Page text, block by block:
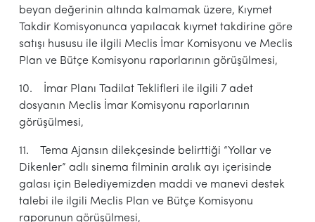
beyan değerinin altında kalmamak üzere, Kıymet
Takdir Komisyonunca yapılacak kıymet takdirine göre
satışı hususu ile ilgili Meclis İmar Komisyonu ve Meclis
Plan ve Bütçe Komisyonu raporlarının görüşülmesi,
10. İmar Planı Tadilat Teklifleri ile ilgili 7 adet
dosyanın Meclis İmar Komisyonu raporlarının
görüşülmesi,
11. Tema Ajansın dilekçesinde belirttiği “Yollar ve
Dikenler” adlı sinema filminin aralık ayı içerisinde
galası için Belediyemizden maddi ve manevi destek
talebi ile ilgili Meclis Plan ve Bütçe Komisyonu
raporunun görüşülmesi,